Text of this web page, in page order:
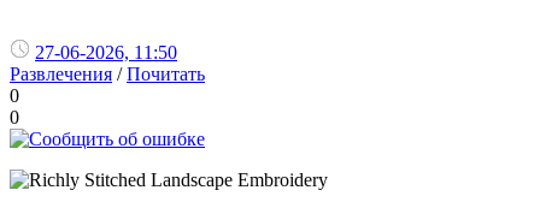
27-06-2026, 11:50
Развлечения /Почитать
0
0